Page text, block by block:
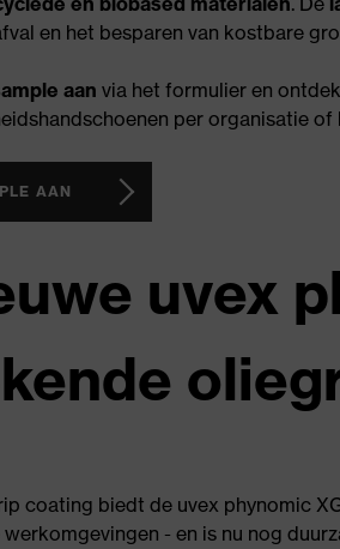
en het besparen van kostbare
aan via het formulier en
per organisatie
AAN
uvex
coating biedt de uvex phynomic
- en is nu nog